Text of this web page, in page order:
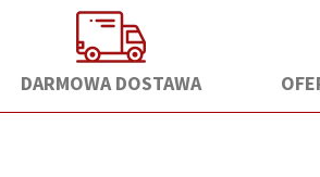
DARMOWA DOSTAWA